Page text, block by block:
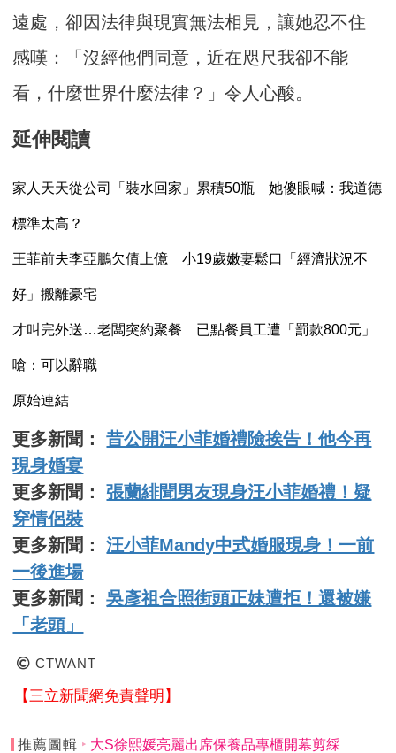
遠處，卻因法律與現實無法相見，讓她忍不住
感嘆：「沒經他們同意，近在咫尺我卻不能
看，什麼世界什麼法律？」令人心酸。
延伸閱讀
家人天天從公司「裝水回家」累積50瓶 她傻眼喊：我道德
標準太高？
王菲前夫李亞鵬欠債上億 小19歲嫩妻鬆口「經濟狀況不
好」搬離豪宅
才叫完外送…老闆突約聚餐 已點餐員工遭「罰款800元」
嗆：可以辭職
原始連結
更多新聞：昔公開汪小菲婚禮險挨告！他今再
現身婚宴
更多新聞：張蘭緋聞男友現身汪小菲婚禮！疑
穿情侶裝
更多新聞：汪小菲Mandy中式婚服現身！一前
一後進場
更多新聞：吳彥祖合照街頭正妹遭拒！還被嫌
「老頭」
CTWANT
【三立新聞網免責聲明】
推薦圖輯 大S徐熙媛亮麗出席保養品專櫃開幕剪綵